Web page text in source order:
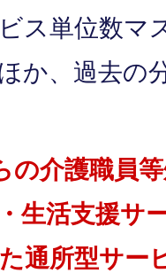
ス単位数マ
か、過去の
の介護職員
生活支援サ
通所型サー